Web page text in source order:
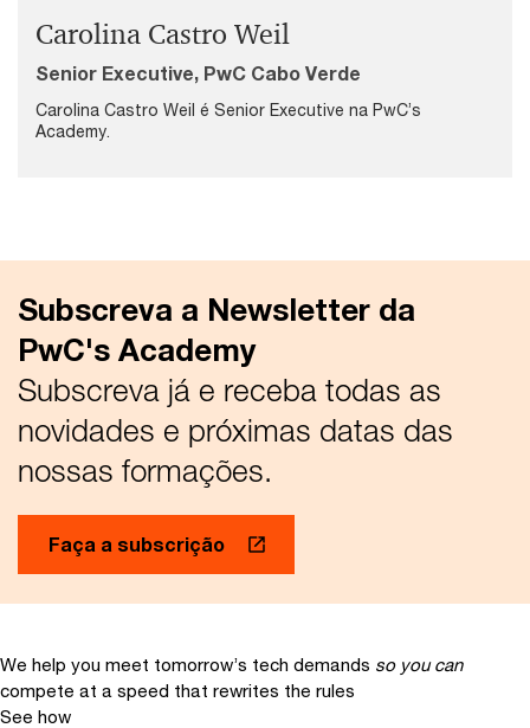
Carolina Castro Weil
Senior Executive, PwC Cabo Verde
Carolina Castro Weil é Senior Executive na PwC’s
Academy.
Subscreva a Newsletter da
PwC's Academy
Subscreva já e receba todas as
novidades e próximas datas das
nossas formações.
Faça a subscrição
We help you meet tomorrow’s tech demands so you can
compete at a speed that rewrites the rules
See how